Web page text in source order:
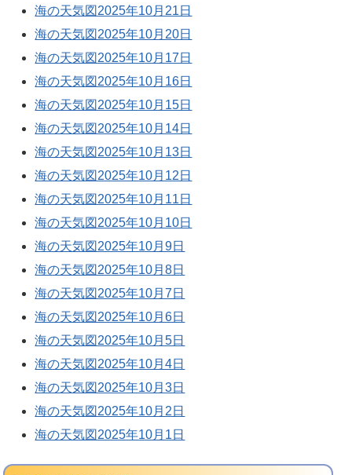
海の天気図2025年10月21日
海の天気図2025年10月20日
海の天気図2025年10月17日
海の天気図2025年10月16日
海の天気図2025年10月15日
海の天気図2025年10月14日
海の天気図2025年10月13日
海の天気図2025年10月12日
海の天気図2025年10月11日
海の天気図2025年10月10日
海の天気図2025年10月9日
海の天気図2025年10月8日
海の天気図2025年10月7日
海の天気図2025年10月6日
海の天気図2025年10月5日
海の天気図2025年10月4日
海の天気図2025年10月3日
海の天気図2025年10月2日
海の天気図2025年10月1日